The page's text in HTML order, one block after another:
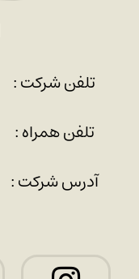
تلفن شرکت :
تلفن همراه :
آدرس شرکت :